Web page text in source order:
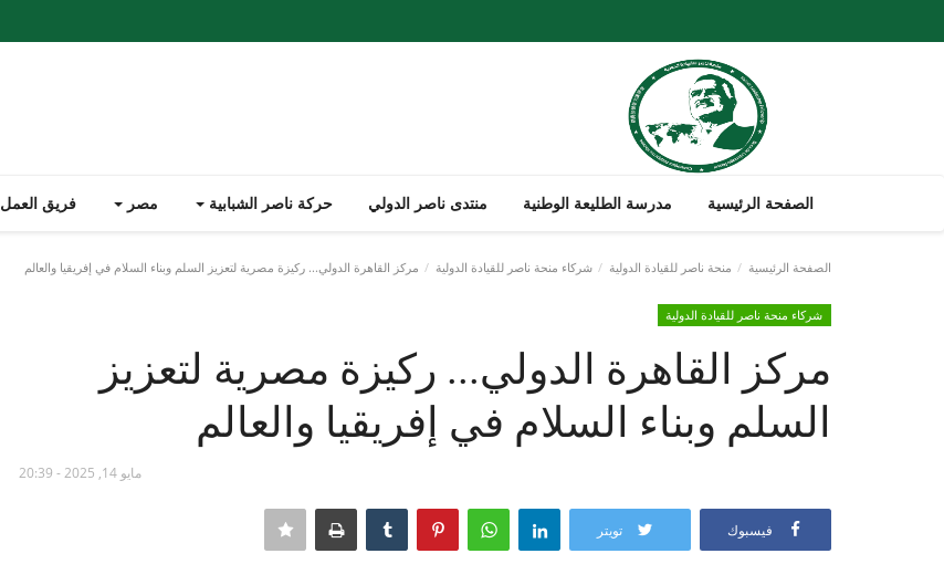
الصفحة الرئيسية مدرسة الطليعة الوطنية منتدى ناصر الدولي حركة ناصر الشبابية مصر فريق العمل
الصفحة الرئيسية منحة ناصر للقيادة الدولية شركاء منحة ناصر للقيادة الدولية مركز القاهرة الدولي... ركيزة مصرية لتعزيز السلم وبناء السلام في إفريقيا والعالم
شركاء منحة ناصر للقيادة الدولية
مركز القاهرة الدولي... ركيزة مصرية لتعزيز
السلم وبناء السلام في إفريقيا والعالم
مايو 14, 2025 - 20:39
فيسبوك تويتر